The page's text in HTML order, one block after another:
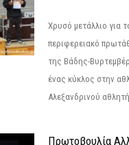
Χρυσό μετάλλιο για
περιφερειακό
της Βάδης-
ένας κύκλος στην
Αλεξανδρινού
Πρωτοβουλία